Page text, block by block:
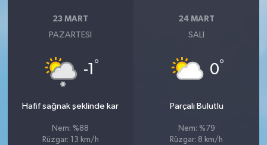
23 MART
PAZARTESI
-1 °
Hafif sağnak şeklinde kar
Nem: %88
Rüzgar: 13 km/h
24 MART
SALI
0°
Parçalı Bulutlu
Nem: %79
Rüzgar: 8 km/h